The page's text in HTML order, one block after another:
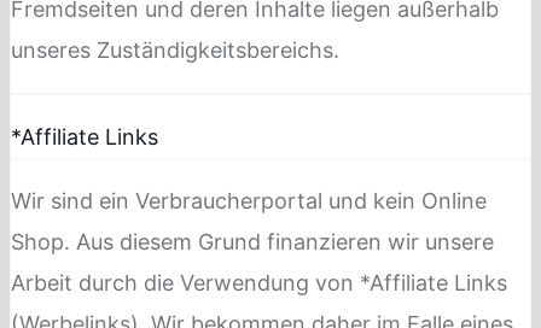
Fremdseiten und deren Inhalte liegen außerhalb
unseres Zuständigkeitsbereichs.
*Affiliate Links
Wir sind ein Verbraucherportal und kein Online
Shop. Aus diesem Grund finanzieren wir unsere
Arbeit durch die Verwendung von *Affiliate Links